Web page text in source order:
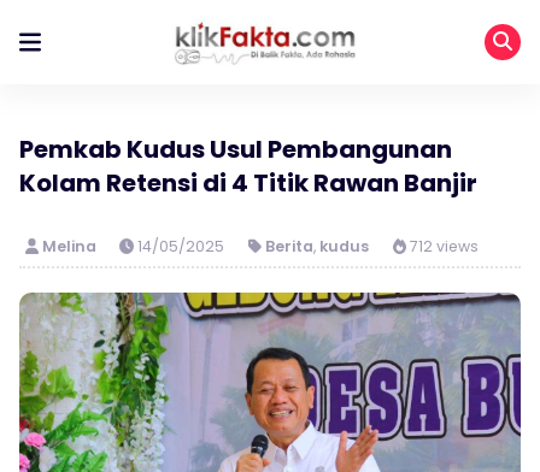
Pemkab Kudus Usul Pembangunan
Kolam Retensi di 4 Titik Rawan Banjir
Melina 14/05/2025 Berita, kudus 712 views